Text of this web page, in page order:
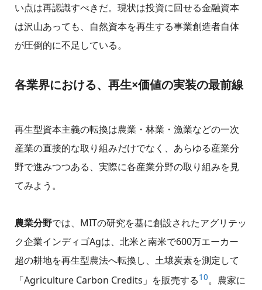
い点は再認識すべきだ。現状は投資に回せる金融資本
は沢山あっても、自然資本を再生する事業創造者自体
が圧倒的に不足している。
各業界における、再生×価値の実装の最前線
再生型資本主義の転換は農業・林業・漁業などの一次
産業の直接的な取り組みだけでなく、あらゆる産業分
野で進みつつある、実際に各産業分野の取り組みを見
てみよう。
農業分野では、MITの研究を基に創設されたアグリテッ
ク企業インディゴAgは、北米と南米で600万エーカー
超の耕地を再生型農法へ転換し、土壌炭素を測定して
「Agriculture Carbon Credits」を販売する10。農家に